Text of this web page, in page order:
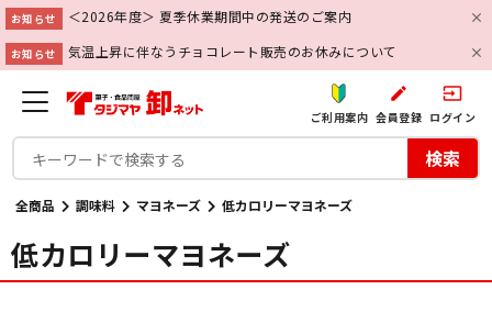
お知らせ ＜2026年度＞ 夏季休業期間中の発送のご案内
お知らせ 気温上昇に伴なうチョコレート販売のお休みについて
ご利用案内
create
会員登録
input
ログイン
検索
全商品 調味料 マヨネーズ 低カロリーマヨネーズ
低カロリーマヨネーズ